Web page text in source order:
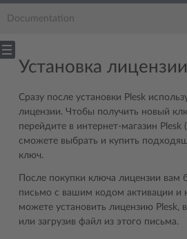
Documentation
Установка
Сразу после установки Plesk
лицензии. Чтобы получить новый
перейдите в интернет-магазин Plesk (
сможете выбрать и купить
ключ.
После покупки ключа лицензии вам
письмо с вашим кодом активации и
можете установить лицензию Plesk,
или загрузив файл из этого письма.